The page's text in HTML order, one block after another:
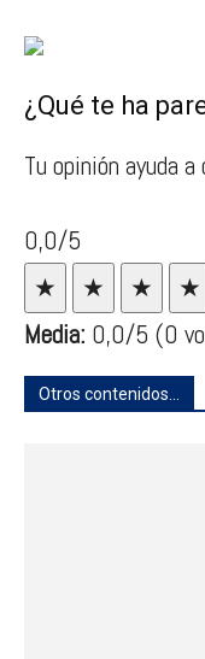
¿Qué te ha
Tu opinión ayuda
0,0/5
★
★ ★ ★
Media: 0,0/5 (0
Otros contenidos...